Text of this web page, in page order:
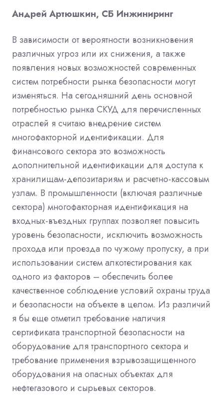
Андрей Артюшкин, СБ Инжиниринг
В зависимости от вероятности возникновения
различных угроз или их снижения, а также
появления новых возможностей современных
систем потребности рынка безопасности могут
изменяться. На сегодняшний день основной
потребностью рынка СКУД для перечисленных
отраслей я считаю внедрение систем
многофакторной идентификации. Для
финансового сектора это возможность
дополнительной идентификации для доступа к
хранилищам-депозитариям и расчетно-кассовым
узлам. В промышленности (включая различные
сектора) многофакторная идентификация на
входных-въездных группах позволяет повысить
уровень безопасности, исключить возможность
прохода или проезда по чужому пропуску, а при
использовании систем алкотестирования как
одного из факторов – обеспечить более
качественное соблюдение условий охраны труда
и безопасности на объекте в целом. Из различий
я бы еще отметил требование наличия
сертификата транспортной безопасности на
оборудование для транспортного сектора и
требование применения взрывозащищенного
оборудования на опасных объектах для
нефтегазового и сырьевых секторов.